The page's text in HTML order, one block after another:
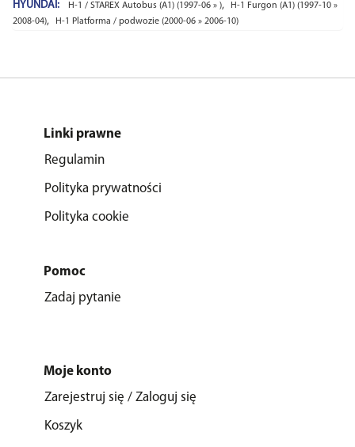
HYUNDAI: H-1 / STAREX Autobus (A1) (1997-06 » ),
H-1 Furgon (A1) (1997-10 »
2008-04), H-1 Platforma / podwozie (2000-06 » 2006-10)
Linki prawne
Regulamin
Polityka prywatności
Polityka cookie
Pomoc
Zadaj pytanie
Moje konto
Zarejestruj się / Zaloguj się
Koszyk